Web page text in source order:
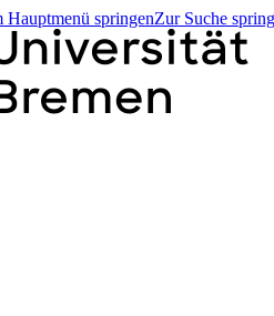
Hauptmenü springenZur Suche